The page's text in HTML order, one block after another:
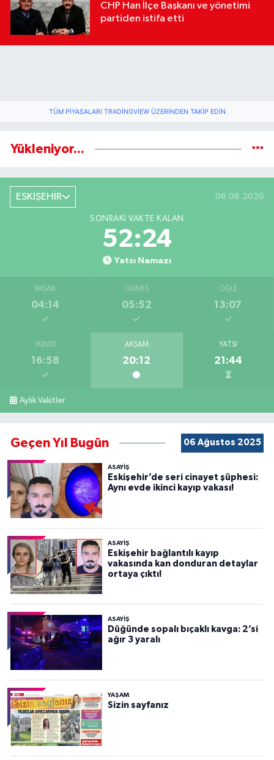
CHP Han İlçe Başkanı ve yönetimi
partiden istifa etti
TÜM PIYASALARI TRADINGVIEW ÜZERINDEN TAKIP EDIN
Yükleniyor...
ESKİŞEHİR 06.08.2026
SONRAKI VAKTE KALAN
52:23
Yatsı Namazı
İMSAK
04:14
GÜNEŞ
05:52
ÖĞLE
13:07
İKINDI
16:58
AKŞAM
20:12
YATSI
21:44
Aylık Vakitler
Geçen Yıl Bugün 06 Ağustos 2025
ASAYİŞ
Eskişehir’de seri cinayet şüphesi:
Aynı evde ikinci kayıp vakası!
ASAYİŞ
Eskişehir bağlantılı kayıp
vakasında kan donduran detaylar
ortaya çıktı!
ASAYİŞ
Düğünde sopalı bıçaklı kavga: 2’si
ağır 3 yaralı
YAŞAM
Sizin sayfanız